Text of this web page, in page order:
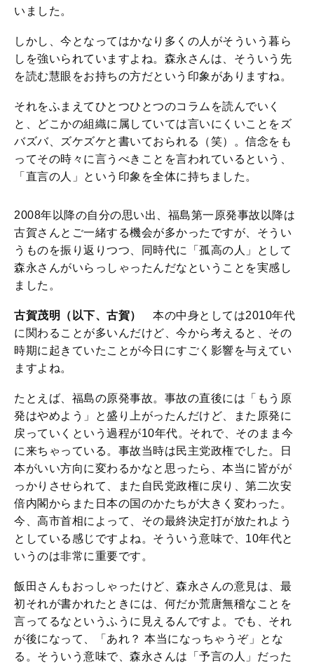
いました。
しかし、今となってはかなり多くの人がそういう暮ら
しを強いられていますよね。森永さんは、そういう先
を読む慧眼をお持ちの方だという印象がありますね。
それをふまえてひとつひとつのコラムを読んでいく
と、どこかの組織に属していては言いにくいことをズ
バズバ、ズケズケと書いておられる（笑）。信念をも
ってその時々に言うべきことを言われているという、
「直言の人」という印象を全体に持ちました。
2008年以降の自分の思い出、福島第一原発事故以降は
古賀さんとご一緒する機会が多かったですが、そうい
うものを振り返りつつ、同時代に「孤高の人」として
森永さんがいらっしゃったんだなということを実感し
ました。
古賀茂明（以下、古賀）
本の中身としては2010年代
に関わることが多いんだけど、今から考えると、その
時期に起きていたことが今日にすごく影響を与えてい
ますよね。
たとえば、福島の原発事故。事故の直後には「もう原
発はやめよう」と盛り上がったんだけど、また原発に
戻っていくという過程が10年代。それで、そのまま今
に来ちゃっている。事故当時は民主党政権でした。日
本がいい方向に変わるかなと思ったら、本当に皆がが
っかりさせられて、また自民党政権に戻り、第二次安
倍内閣からまた日本の国のかたちが大きく変わった。
今、高市首相によって、その最終決定打が放たれよう
としている感じですよね。そういう意味で、10年代と
いうのは非常に重要です。
飯田さんもおっしゃったけど、森永さんの意見は、最
初それが書かれたときには、何だか荒唐無稽なことを
言ってるなというふうに見えるんですよ。でも、それ
が後になって、「あれ？ 本当になっちゃうぞ」とな
る。そういう意味で、森永さんは「予言の人」だった